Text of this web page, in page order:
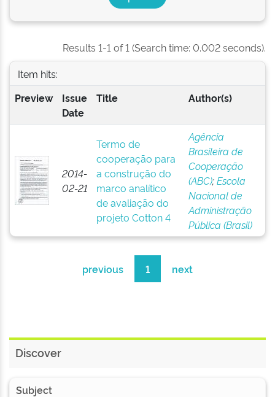
Results 1-1 of 1 (Search time: 0.002 seconds).
Item hits:
Preview
Issue
Date
Title Author(s)
2014-
02-21
Termo de
cooperação para
a construção do
marco analítico
de avaliação do
projeto Cotton 4
Agência
Brasileira de
Cooperação
(ABC);Escola
Nacional de
Administração
Pública (Brasil)
previous 1 next
Discover
Subject